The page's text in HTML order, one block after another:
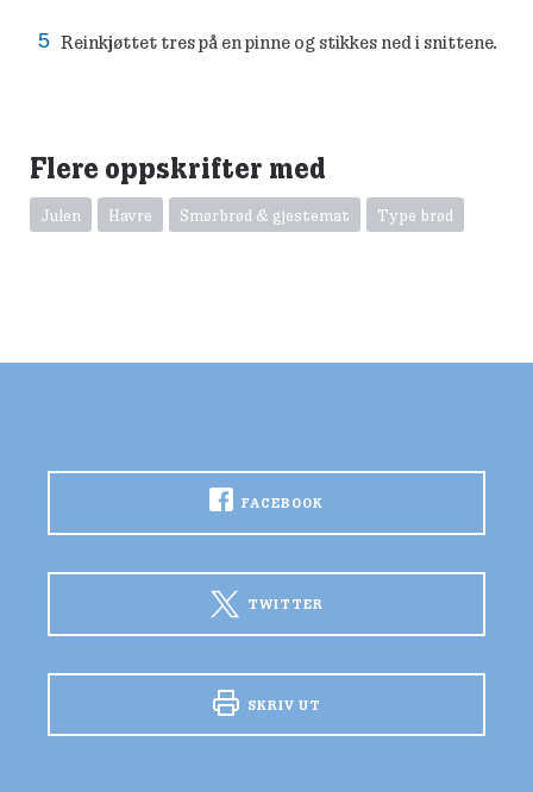
Reinkjøttet tres på en pinne og stikkes ned i snittene.
Flere oppskrifter med
Julen Havre Smørbrød & gjestemat Type brød
FACEBOOK
TWITTER
SKRIV UT